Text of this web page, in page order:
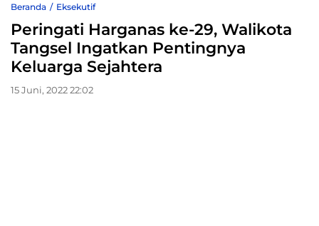
Beranda Eksekutif
Peringati Harganas ke-29, Walikota
Tangsel Ingatkan Pentingnya
Keluarga Sejahtera
15 Juni, 2022 22:02